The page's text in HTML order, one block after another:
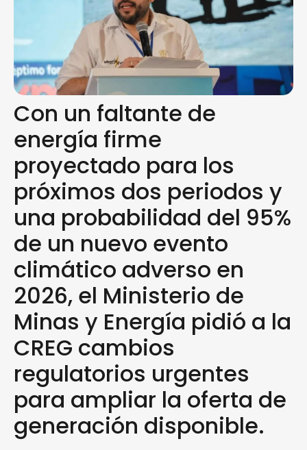
Con un faltante de
energía firme
proyectado para los
próximos dos periodos y
una probabilidad del 95%
de un nuevo evento
climático adverso en
2026, el Ministerio de
Minas y Energía pidió a la
CREG cambios
regulatorios urgentes
para ampliar la oferta de
generación disponible.